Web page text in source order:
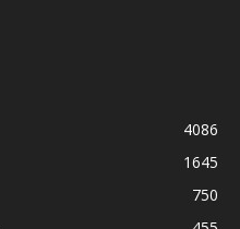
4086
1645
750